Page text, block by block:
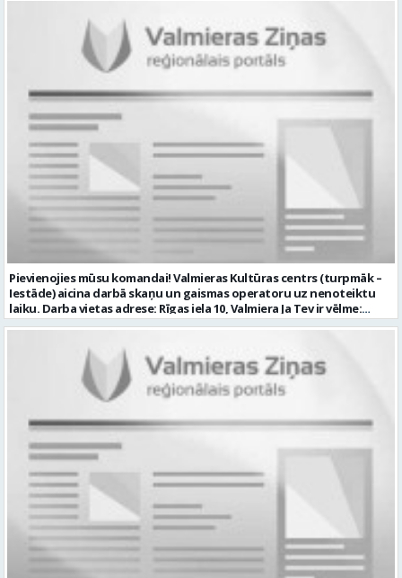
transportlīdzekļa vadītāja apliecība vēlama D, CE kategorijas
transportlīdzekļa vadītāja pieredze vismaz 2 gadi labas saskarsmes
un komunikācijas prasmes pieredze transportlīdzekļu remontu
veikšanā UZŅĒMUMS PIEDĀVĀ: darbu stabilā uzņēmumā darba
samaksu no 1600 EUR (pirms nodokļu nomaksas) darba laiku pēc
grafika: dežūra 08.00 – 17.00, 2.dežūra 08.00 – 21.00. pilnas sociālās
garantijas veselības apdrošināšanas iespējas dinamisku un
profesionālu darba vidi CV ar norādi vakancei „Tehniskās palīdzības
automobiļa vadītājs” iesniegt: sūtot elektroniski uz info@vtu-
valmiera.lv personīgi SIA „VTU Valmiera”, Reģ.nr. 40003004220,
administrācijas ēkas „Brandeļi”, Brandeļi, Kocēnu pagasts, Valmieras
novads, personāla daļā darba dienās no plkst. 09:00 līdz 16:00.
Sazināsimies ar pretendentiem, kuri būs izvirzīti nākamajai atlases
kārtai. * Iesniegtos personas datus SIA “VTU VALMIERA” izmantos, lai
konkursa kārtībā noteiktu vakancei atbilstošāko kandidātu. Ja
kandidāts vēlas, lai viņa personas dati tiktu saglabāti SIA “VTU
VALMIERA” personāla atlases konkursos, tad pieteikumā vakancei
lūdzam kandidātam norādīt savu piekrišanu personas datu
saglabāšanai. Profesija: AUTOMOBIĻA VADĪTĀJS Darba vietas adrese:
LATVIJA, Brandeļi, Brandeļi, Kocēnu pag., Valmieras nov. Darba laika
veids: Maiņu darbs Darbības joma: Pakalpojumi Pieteikto vietu
skaits: 1 Aktuāla līdz: 2026-08-21 Kontaktpersona: CV ar norādi
vakancei lūdzu sūtīt uz e-pastu info@vtu-valmiera.lv vai iesniegt
Pievienojies mūsu komandai! Valmieras Kultūras centrs (turpmāk –
Iestāde) aicina darbā skaņu un gaismas operatoru uz nenoteiktu
laiku. Darba vietas adrese: Rīgas iela 10, Valmiera Ja Tev ir vēlme:
nodrošināt skaņas un gaismas iekārtu un to vadības sistēmas
operatora pienākumus pasākumos Iestādēs telpās un ārpus tām
Iestādes; piemērot skaņas un gaismas mākslinieciskos risinājumus
pasākumos, plānot un organizēt apskaņošanas un gaismošanas
procesu, kā arī veikt pasākumu apskaņošanu un gaismošanu;
piedalīties Iestādes organizēto pasākumu tehniskajā uzbūvē un
nobūvē, sniegtu tehnisko atbalstu; pārzināt darbā lietojamo
tehnisko un elektroiekārtu darbības principus, lietošanas
noteikumus; un ja Tev ir: vismaz divu gadu pieredze līdzīgā darbā vai
amatā; labas datorprasmes; valsts valodas prasmes atbilstoši Valsts
valodas likuma prasībām; kompetences: prasme patstāvīgi pieņemt
lēmumus un organizēt savu darbu; lieliskas komunikācijas spējas;
precizitāte; pozitīva un atbildīga attieksme pret darbu; prasme
sadarboties un strādāt komandā; mēs piedāvājam: pamatalgu
pārbaudes laikā 985.00 EUR, pēc pārbaudes laika 1035.00 EUR pirms
nodokļu nomaksas; iespēju saņemt atvaļinājuma pabalstu darba un